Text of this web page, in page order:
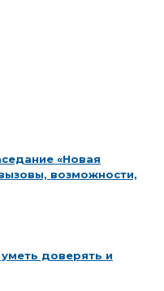
«Новая
возможности,
доверять и